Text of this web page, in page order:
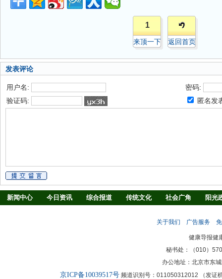
1
来顶一下 返回首页
发表评论
用户名:
密码:
验证码:
匿名发
新闻中心 今日资讯 综合报道 传统文化 社会广角
阳光
关于我们 广告服务
健康导报健
秘书处：（010）
办公地址：北京市东
京ICP备10039517号频道识别号：011050312012 （发证